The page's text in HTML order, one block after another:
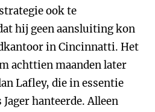
ook te
hij geen aansluiting kon
in Cincinnatti. Het
achttien maanden later
Lafley, die in essentie
hanteerde. Alleen